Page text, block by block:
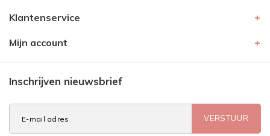
Klantenservice
Mijn account
Inschrijven nieuwsbrief
VERSTUUR